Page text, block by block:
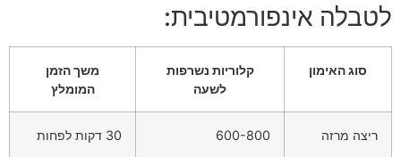
לטבלה אינפורמטיבית:
סוג האימון
קלוריות נשרפות
לשעה
משך הזמן
המומלץ
ריצה מרזה 600-800 30 דקות לפחות